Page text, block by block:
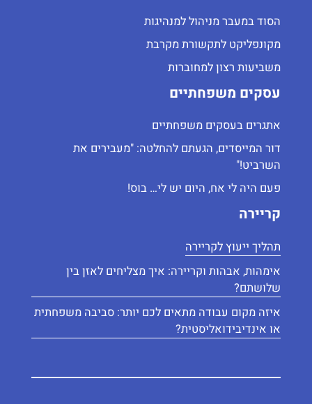
הסוד במעבר מניהול למנהיגות
מקונפליקט לתקשורת מקרבת
משביעות רצון למחוברות
עסקים משפחתיים
אתגרים בעסקים משפחתיים
דור המייסדים, הגעתם להחלטה: "מעבירים את
השרביט!"
פעם היה לי אח, היום יש לי… בוס!
קריירה
תהליך ייעוץ לקריירה
אימהוּת, אבהוּת וקריירה: איך מצליחים לאזן בין
שלושתם?
איזה מקום עבודה מתאים לכם יותר: סביבה משפחתית
או אינדיבידואליסטית?